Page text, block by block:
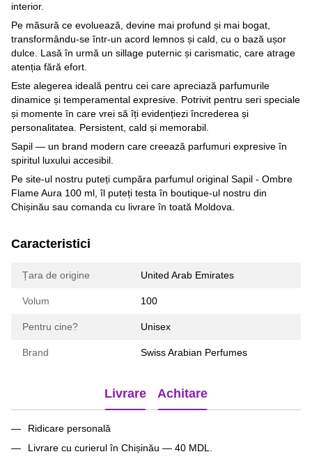
interior.
Pe măsură ce evoluează, devine mai profund și mai bogat,
transformându-se într-un acord lemnos și cald, cu o bază ușor
dulce. Lasă în urmă un sillage puternic și carismatic, care atrage
atenția fără efort.
Este alegerea ideală pentru cei care apreciază parfumurile
dinamice și temperamental expresive. Potrivit pentru seri speciale
și momente în care vrei să îți evidențiezi încrederea și
personalitatea. Persistent, cald și memorabil.
Sapil — un brand modern care creează parfumuri expresive în
spiritul luxului accesibil.
Pe site-ul nostru puteți cumpăra parfumul original Sapil - Ombre
Flame Aura 100 ml, îl puteți testa în boutique-ul nostru din
Chișinău sau comanda cu livrare în toată Moldova.
Caracteristici
Țara de origine United Arab Emirates
Volum 100
Pentru cine? Unisex
Brand Swiss Arabian Perfumes
Livrare Achitare
Ridicare personală
Livrare cu curierul în Chișinău — 40 MDL.